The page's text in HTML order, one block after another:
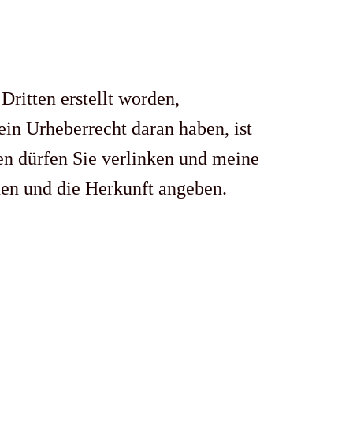
erstellt worden,
Urheberrecht daran haben, ist
dürfen Sie verlinken und meine
und die Herkunft angeben.